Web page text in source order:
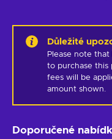
Důležité
Please note
to purchase this
fees will be
amount shown.
Doporučené